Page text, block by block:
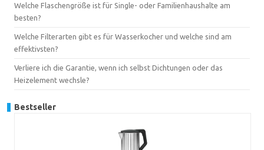
Welche Flaschengröße ist für Single- oder Familienhaushalte am
besten?
Welche Filterarten gibt es für Wasserkocher und welche sind am
effektivsten?
Verliere ich die Garantie, wenn ich selbst Dichtungen oder das
Heizelement wechsle?
Bestseller